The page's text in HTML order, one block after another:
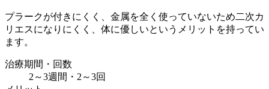
プラークが付きにくく、金属を全く使っていないため二次カ
リエスになりにくく、体に優しいというメリットを持ってい
ます。
治療期間・回数
2～3週間・2～3回